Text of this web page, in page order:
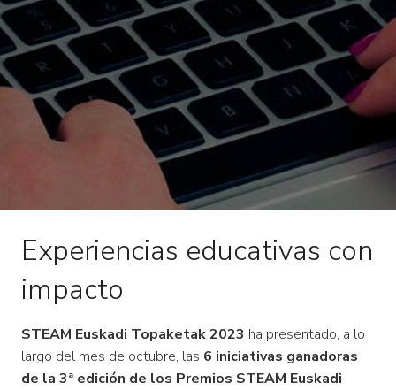
Experiencias educativas con
impacto
STEAM Euskadi Topaketak 2023 ha presentado, a lo
largo del mes de octubre, las 6 iniciativas ganadoras
de la 3ª edición de los Premios STEAM Euskadi